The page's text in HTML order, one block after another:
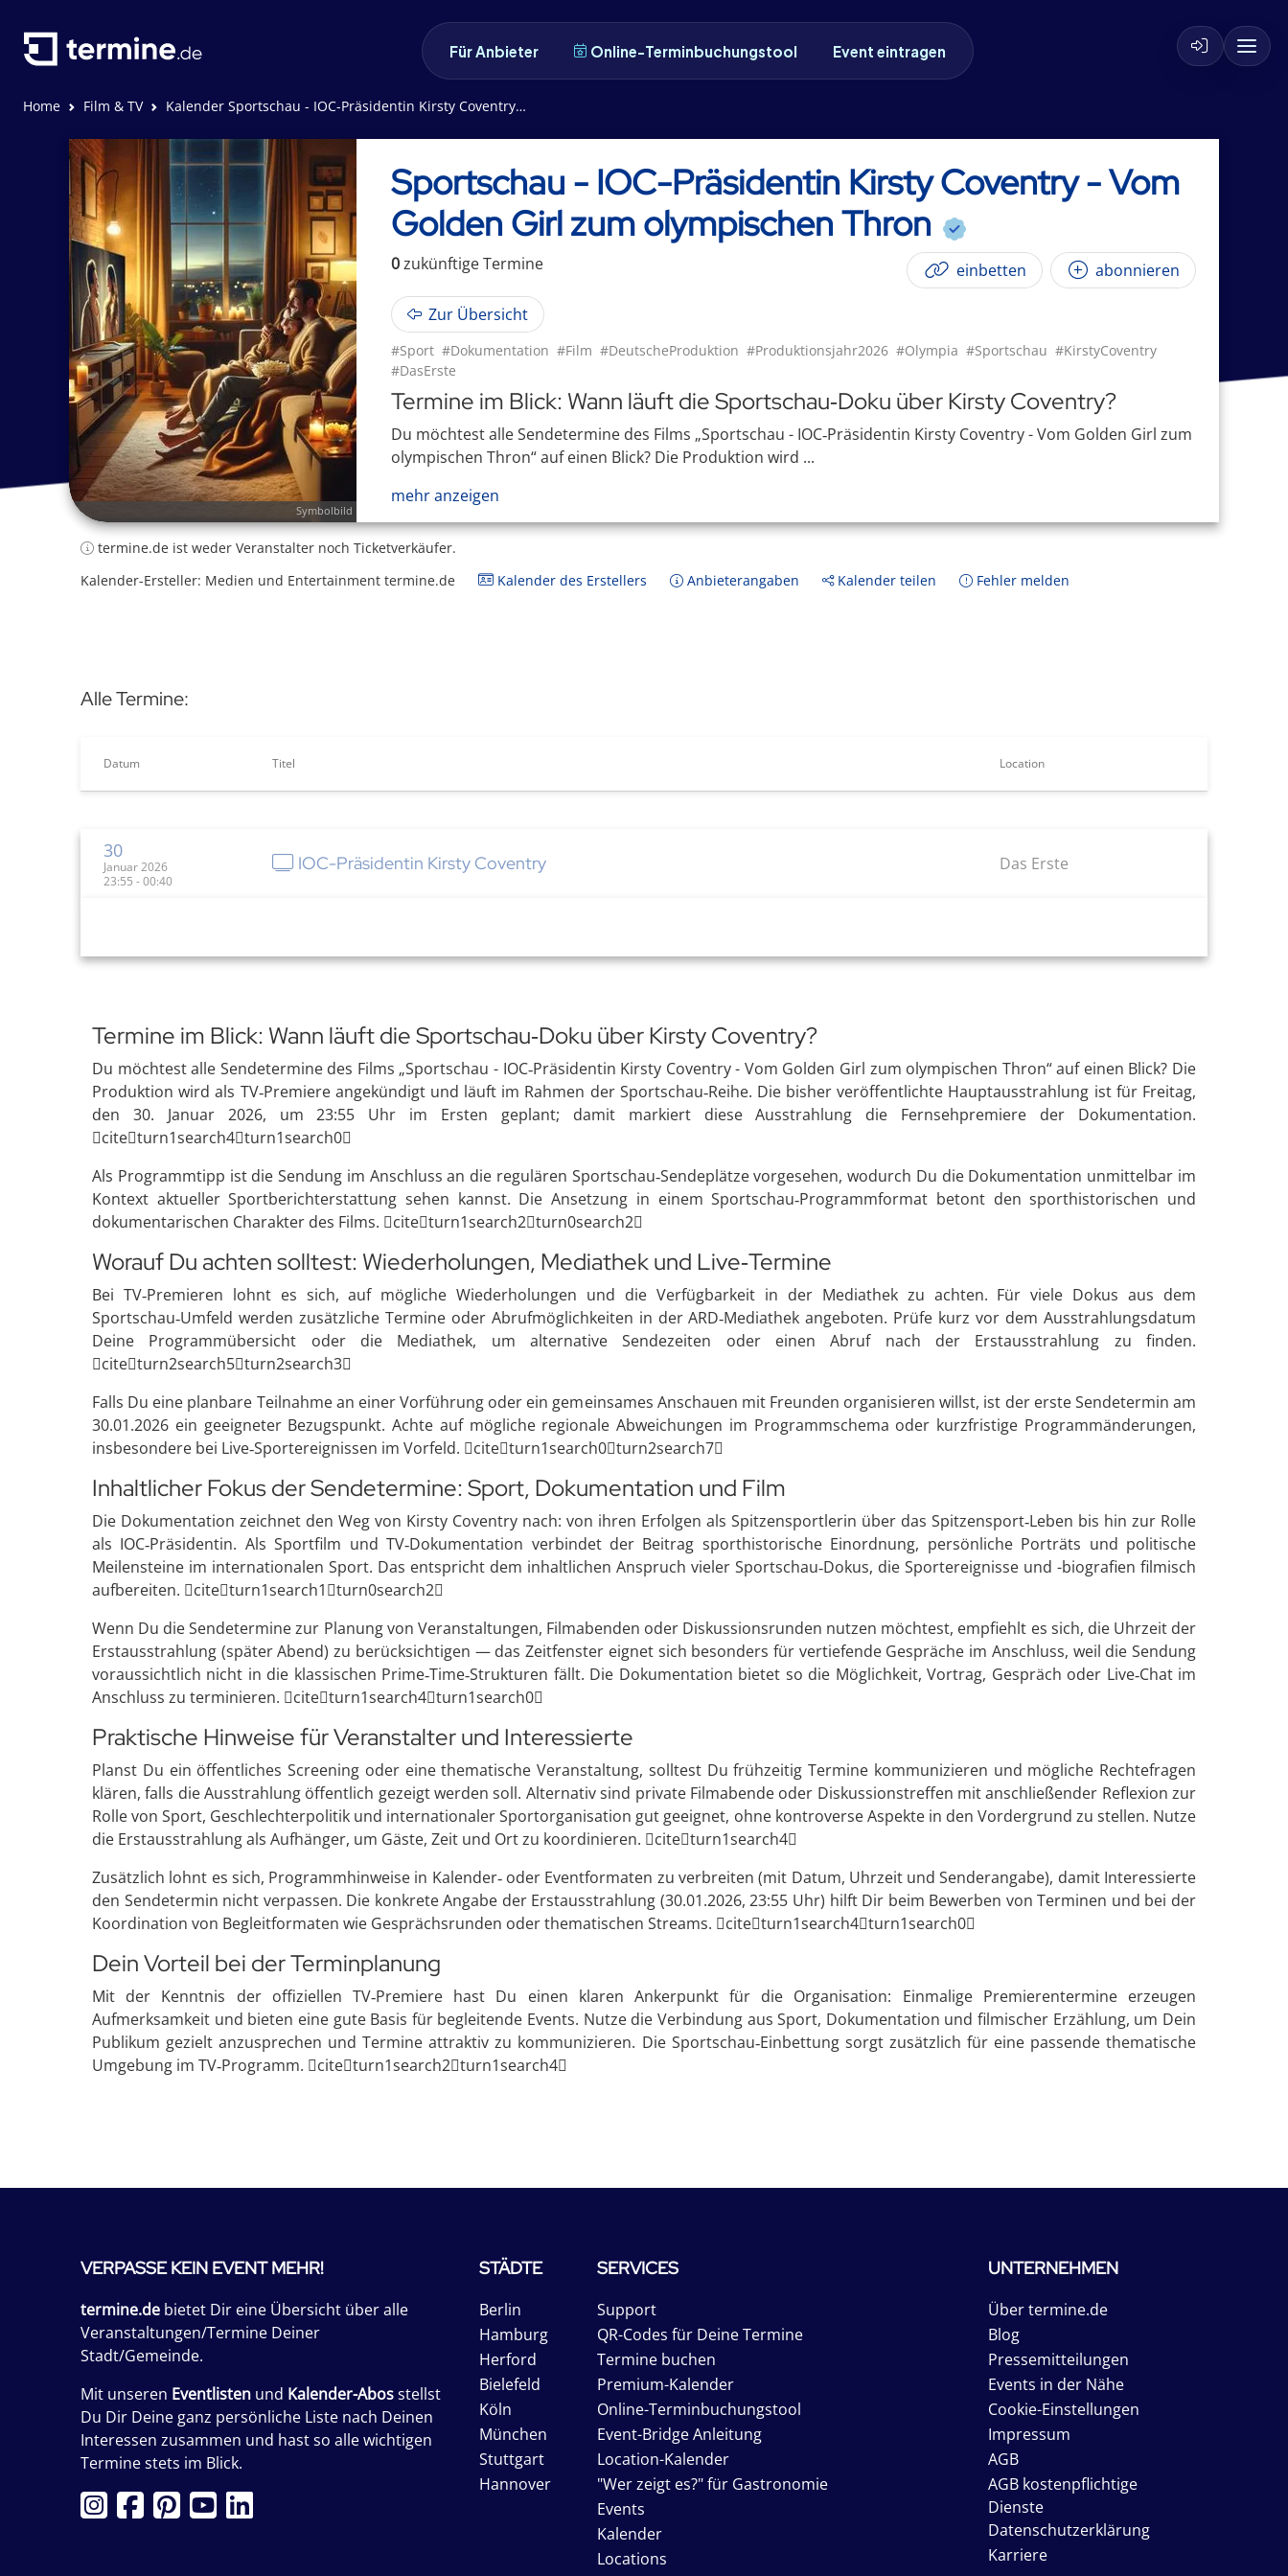
Für Anbieter Online-Terminbuchungstool Event eintragen
Home Film & TV Kalender Sportschau - IOC-Präsidentin Kirsty Coventry - Vom Golden Girl zum olympischen Thron
Symbolbild
Sportschau - IOC-Präsidentin Kirsty Coventry - Vom
Golden Girl zum olympischen Thron
0zukünftigeTermine einbetten abonnieren
Zur Übersicht
#Sport #Dokumentation #Film #DeutscheProduktion #Produktionsjahr2026 #Olympia #Sportschau #KirstyCoventry
#DasErste
Termine im Blick: Wann läuft die Sportschau‑Doku über Kirsty Coventry?
Du möchtest alle Sendetermine des Films „Sportschau - IOC‑Präsidentin Kirsty Coventry - Vom Golden Girl zum
olympischen Thron“ auf einen Blick? Die Produktion wird ...
mehr anzeigen
termine.de ist weder Veranstalter noch Ticketverkäufer.
Kalender-Ersteller: Medien und Entertainment termine.de
Kalender des Erstellers Anbieterangaben Kalender teilen Fehler melden
Alle Termine:
Datum Titel Location
30
Januar 2026
23:55 - 00:40
IOC-Präsidentin Kirsty Coventry Das Erste
Termine im Blick: Wann läuft die Sportschau‑Doku über Kirsty Coventry?
Du möchtest alle Sendetermine des Films „Sportschau - IOC‑Präsidentin Kirsty Coventry - Vom Golden Girl zum olympischen Thron“ auf einen Blick? Die
Produktion wird als TV‑Premiere angekündigt und läuft im Rahmen der Sportschau‑Reihe. Die bisher veröffentlichte Hauptausstrahlung ist für Freitag,
den 30. Januar 2026, um 23:55 Uhr im Ersten geplant; damit markiert diese Ausstrahlung die Fernsehpremiere der Dokumentation.
citeturn1search4turn1search0
Als Programmtipp ist die Sendung im Anschluss an die regulären Sportschau‑Sendeplätze vorgesehen, wodurch Du die Dokumentation unmittelbar im
Kontext aktueller Sportberichterstattung sehen kannst. Die Ansetzung in einem Sportschau‑Programmformat betont den sporthistorischen und
dokumentarischen Charakter des Films. citeturn1search2turn0search2
Worauf Du achten solltest: Wiederholungen, Mediathek und Live‑Termine
Bei TV‑Premieren lohnt es sich, auf mögliche Wiederholungen und die Verfügbarkeit in der Mediathek zu achten. Für viele Dokus aus dem
Sportschau‑Umfeld werden zusätzliche Termine oder Abrufmöglichkeiten in der ARD‑Mediathek angeboten. Prüfe kurz vor dem Ausstrahlungsdatum
Deine Programmübersicht oder die Mediathek, um alternative Sendezeiten oder einen Abruf nach der Erstausstrahlung zu finden.
citeturn2search5turn2search3
Falls Du eine planbare Teilnahme an einer Vorführung oder ein gemeinsames Anschauen mit Freunden organisieren willst, ist der erste Sendetermin am
30.01.2026 ein geeigneter Bezugspunkt. Achte auf mögliche regionale Abweichungen im Programmschema oder kurzfristige Programmänderungen,
insbesondere bei Live‑Sportereignissen im Vorfeld. citeturn1search0turn2search7
Inhaltlicher Fokus der Sendetermine: Sport, Dokumentation und Film
Die Dokumentation zeichnet den Weg von Kirsty Coventry nach: von ihren Erfolgen als Spitzensportlerin über das Spitzensport‑Leben bis hin zur Rolle
als IOC‑Präsidentin. Als Sportfilm und TV‑Dokumentation verbindet der Beitrag sporthistorische Einordnung, persönliche Porträts und politische
Meilensteine im internationalen Sport. Das entspricht dem inhaltlichen Anspruch vieler Sportschau‑Dokus, die Sportereignisse und -biografien filmisch
aufbereiten. citeturn1search1turn0search2
Wenn Du die Sendetermine zur Planung von Veranstaltungen, Filmabenden oder Diskussionsrunden nutzen möchtest, empfiehlt es sich, die Uhrzeit der
Erstausstrahlung (später Abend) zu berücksichtigen — das Zeitfenster eignet sich besonders für vertiefende Gespräche im Anschluss, weil die Sendung
voraussichtlich nicht in die klassischen Prime‑Time‑Strukturen fällt. Die Dokumentation bietet so die Möglichkeit, Vortrag, Gespräch oder Live‑Chat im
Anschluss zu terminieren. citeturn1search4turn1search0
Praktische Hinweise für Veranstalter und Interessierte
Planst Du ein öffentliches Screening oder eine thematische Veranstaltung, solltest Du frühzeitig Termine kommunizieren und mögliche Rechtefragen
klären, falls die Ausstrahlung öffentlich gezeigt werden soll. Alternativ sind private Filmabende oder Diskussionstreffen mit anschließender Reflexion zur
Rolle von Sport, Geschlechterpolitik und internationaler Sportorganisation gut geeignet, ohne kontroverse Aspekte in den Vordergrund zu stellen. Nutze
die Erstausstrahlung als Aufhänger, um Gäste, Zeit und Ort zu koordinieren. citeturn1search4
Zusätzlich lohnt es sich, Programmhinweise in Kalender‑ oder Eventformaten zu verbreiten (mit Datum, Uhrzeit und Senderangabe), damit Interessierte
den Sendetermin nicht verpassen. Die konkrete Angabe der Erstausstrahlung (30.01.2026, 23:55 Uhr) hilft Dir beim Bewerben von Terminen und bei der
Koordination von Begleitformaten wie Gesprächsrunden oder thematischen Streams. citeturn1search4turn1search0
Dein Vorteil bei der Terminplanung
Mit der Kenntnis der offiziellen TV‑Premiere hast Du einen klaren Ankerpunkt für die Organisation: Einmalige Premierentermine erzeugen
Aufmerksamkeit und bieten eine gute Basis für begleitende Events. Nutze die Verbindung aus Sport, Dokumentation und filmischer Erzählung, um Dein
Publikum gezielt anzusprechen und Termine attraktiv zu kommunizieren. Die Sportschau‑Einbettung sorgt zusätzlich für eine passende thematische
Umgebung im TV‑Programm. citeturn1search2turn1search4
VERPASSE KEIN EVENT MEHR!
termine.de bietet Dir eine Übersicht über alle
Veranstaltungen/Termine Deiner
Stadt/Gemeinde.
Mit unseren Eventlisten und Kalender-Abosstellst
Du Dir Deine ganz persönliche Liste nach Deinen
Interessen zusammen und hast so alle wichtigen
Termine stets im Blick.
STÄDTE
Berlin
Hamburg
Herford
Bielefeld
Köln
München
Stuttgart
Hannover
SERVICES
Support
QR-Codes für Deine Termine
Termine buchen
Premium-Kalender
Online-Terminbuchungstool
Event-Bridge Anleitung
Location-Kalender
"Wer zeigt es?" für Gastronomie
Events
Kalender
Locations
UNTERNEHMEN
Über termine.de
Blog
Pressemitteilungen
Events in der Nähe
Cookie-Einstellungen
Impressum
AGB
AGB kostenpflichtige
Dienste
Datenschutzerklärung
Karriere